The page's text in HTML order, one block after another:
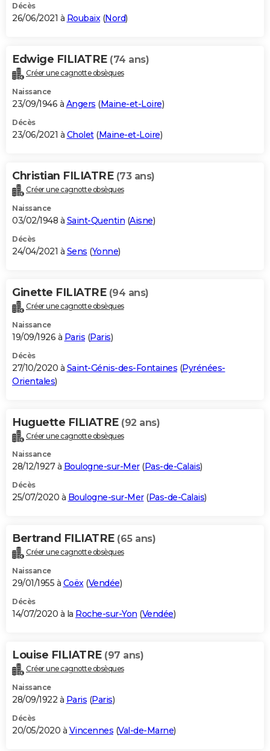
Décès
26/06/2021 à Roubaix(Nord)
Edwige FILIATRE (74 ans)
Créer une cagnotte obsèques
Naissance
23/09/1946 à Angers (Maine-et-Loire)
Décès
23/06/2021 à Cholet(Maine-et-Loire)
Christian FILIATRE (73 ans)
Créer une cagnotte obsèques
Naissance
03/02/1948 à Saint-Quentin (Aisne)
Décès
24/04/2021 à Sens (Yonne)
Ginette FILIATRE (94 ans)
Créer une cagnotte obsèques
Naissance
19/09/1926 à Paris (Paris)
Décès
27/10/2020 à Saint-Génis-des-Fontaines (Pyrénées-
Orientales)
Huguette FILIATRE (92 ans)
Créer une cagnotte obsèques
Naissance
28/12/1927 à Boulogne-sur-Mer(Pas-de-Calais)
Décès
25/07/2020 à Boulogne-sur-Mer(Pas-de-Calais)
Bertrand FILIATRE (65 ans)
Créer une cagnotte obsèques
Naissance
29/01/1955 à Coëx(Vendée)
Décès
14/07/2020 à la Roche-sur-Yon (Vendée)
Louise FILIATRE (97 ans)
Créer une cagnotte obsèques
Naissance
28/09/1922 à Paris (Paris)
Décès
20/05/2020 à Vincennes (Val-de-Marne)